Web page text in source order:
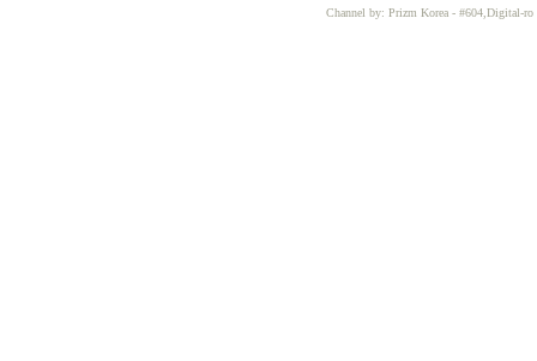
Channel by: Prizm Korea - #604,Digital-